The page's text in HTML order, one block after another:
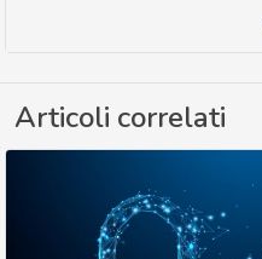
Articoli correlati